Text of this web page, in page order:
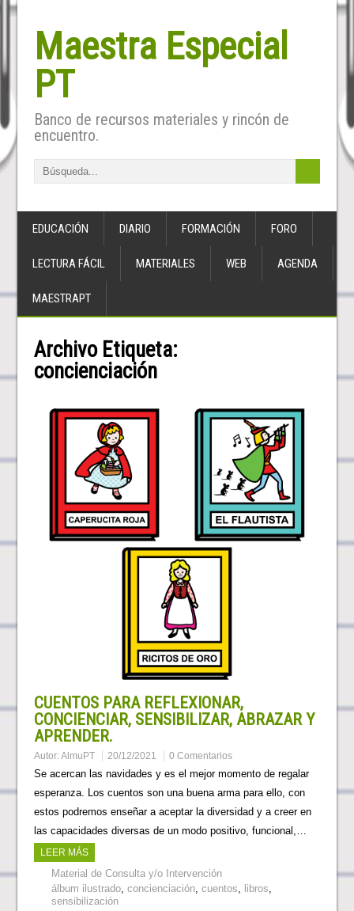
Maestra Especial
PT
Banco de recursos materiales y rincón de
encuentro.
EDUCACIÓN DIARIO FORMACIÓN FORO
LECTURA FÁCIL MATERIALES WEB AGENDA
MAESTRAPT
Archivo Etiqueta:
concienciación
CUENTOS PARA REFLEXIONAR,
CONCIENCIAR, SENSIBILIZAR, ABRAZAR Y
APRENDER.
Autor:AlmuPT 20/12/2021 0 Comentarios
Se acercan las navidades y es el mejor momento de regalar
esperanza. Los cuentos son una buena arma para ello, con
estos podremos enseñar a aceptar la diversidad y a creer en
las capacidades diversas de un modo positivo, funcional,…
LEER MÁS
Material de Consulta y/o Intervención
álbum ilustrado, concienciación, cuentos libros
sensibilización